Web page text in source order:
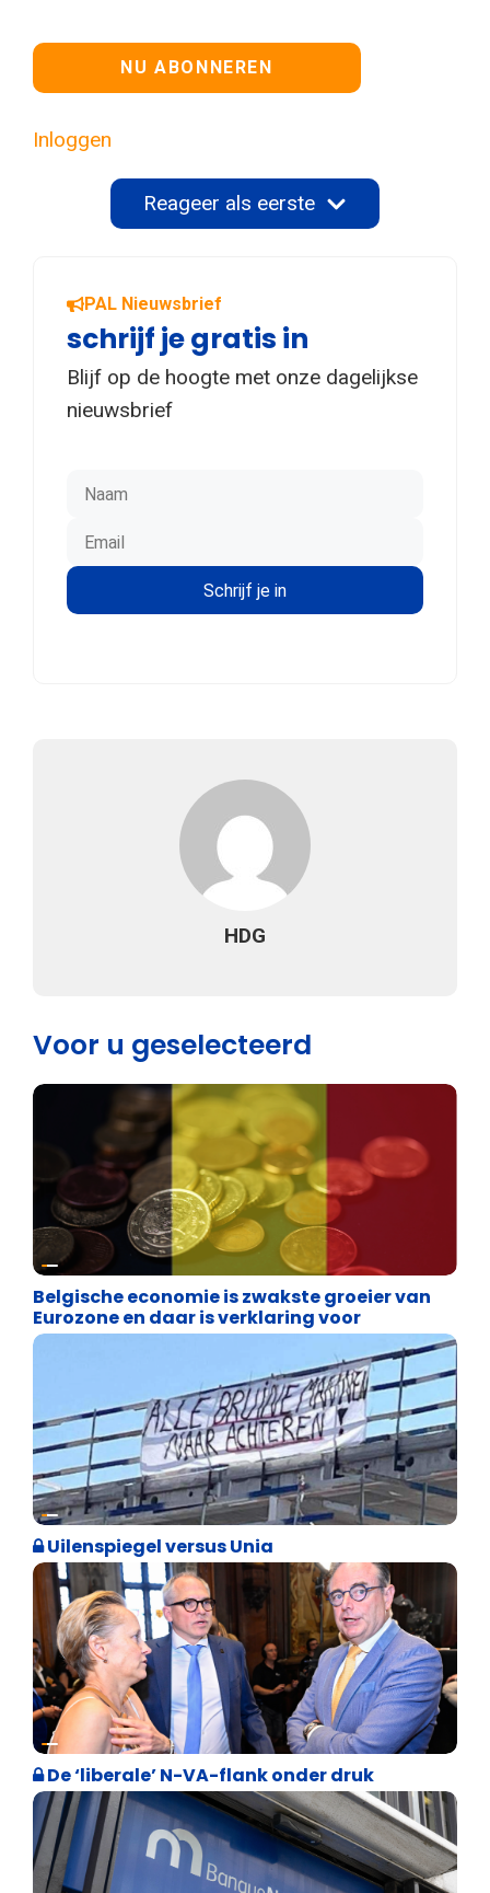
Geen waarde
Inloggen
Reageer als eerste
PAL Nieuwsbrief
schrijf je gratis in
Blijf op de hoogte met onze dagelijkse
nieuwsbrief
HDG
Voor u geselecteerd
Binnenland politiek
Belgische economie is zwakste groeier van
Eurozone en daar is verklaring voor
Cultuuroorlog
Uilenspiegel versus Unia
Binnenland politiek
De ‘liberale’ N-VA-flank onder druk